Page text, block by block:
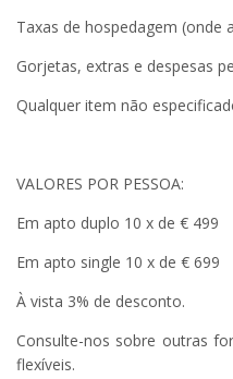
Taxas de hospedagem (onde
Gorjetas, extras e despesas
Qualquer item não
VALORES POR PESSOA:
Em apto duplo 10 x de € 499
Em apto single 10 x de € 699
À vista 3% de desconto.
Consulte-nos sobre outras
flexíveis.